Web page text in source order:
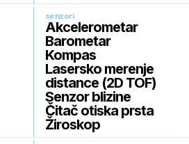
senzori
Akcelerometar
Barometar
Kompas
Lasersko merenje
distance (2D TOF)
Senzor blizine
Čitač otiska prsta
Žiroskop